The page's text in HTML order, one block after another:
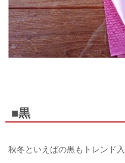
■黒
秋冬といえばの黒もトレンド入